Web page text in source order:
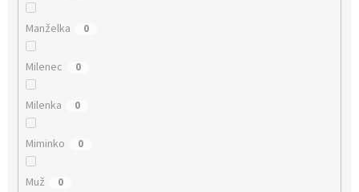
Manželka 0
Milenec 0
Milenka 0
Miminko 0
Muž 0